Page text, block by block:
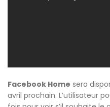
Facebook Home sera
avril prochain. L’utilisateur